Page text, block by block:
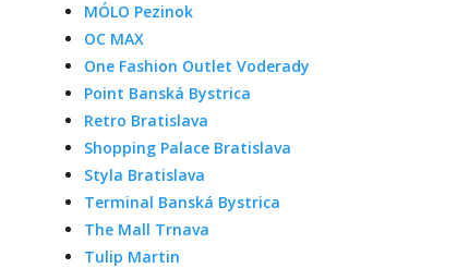
MÓLO Pezinok
OC MAX
One Fashion Outlet Voderady
Point Banská Bystrica
Retro Bratislava
Shopping Palace Bratislava
Styla Bratislava
Terminal Banská Bystrica
The Mall Trnava
Tulip Martin